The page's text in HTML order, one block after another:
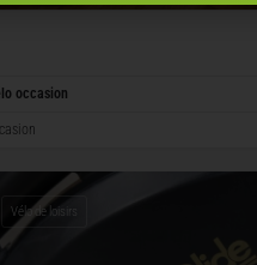
occasion
Vélo de loisirs